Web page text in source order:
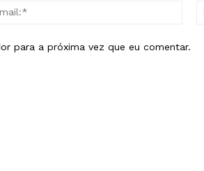
para a próxima vez que eu comentar.